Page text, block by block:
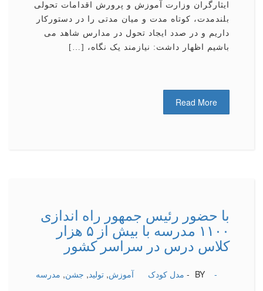
ایثارگران وزارت آموزش و پرورش اقدامات تحولی
بلندمدت، کوتاه مدت و میان مدتی را در دستورکار
داریم و در صدد ایجاد تحول در مدارس شاهد می
باشیم اظهار داشت: نیازمند یک نگاه، […]
Read More
با حضور رئیس جمهور راه اندازی
۱۱۰۰ مدرسه با بیش از ۵ هزار
کلاس درس در سراسر کشور
BY - مدل کودک آموزش, تولید, جشن, مدرسه -